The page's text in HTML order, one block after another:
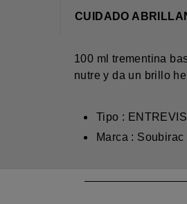
CUIDADO
100 ml trementina
nutre y da un brillo
Tipo :
Marca : Soubirac